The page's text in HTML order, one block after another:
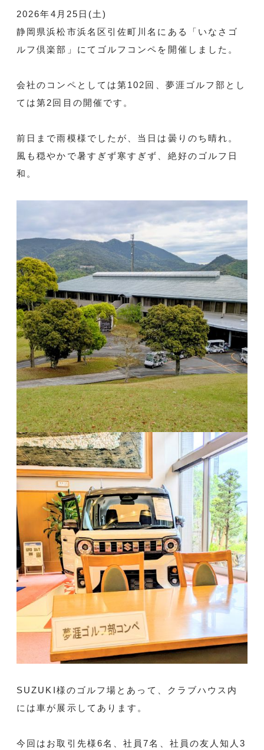
2026年4月25日(土)
静岡県浜松市浜名区引佐町川名にある「いなさゴ
ルフ倶楽部」にてゴルフコンペを開催しました。
会社のコンペとしては第102回、夢涯ゴルフ部とし
ては第2回目の開催です。
前日まで雨模様でしたが、当日は曇りのち晴れ。
風も穏やかで暑すぎず寒すぎず、絶好のゴルフ日
和。
SUZUKI様のゴルフ場とあって、クラブハウス内
には車が展示してあります。
今回はお取引先様6名、社員7名、社員の友人知人3